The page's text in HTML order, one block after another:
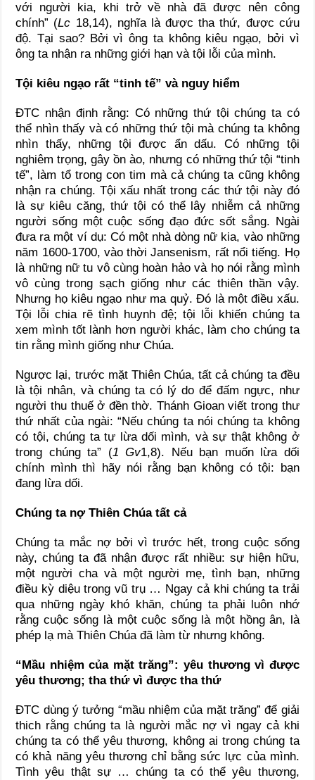
với người kia, khi trở về nhà đã được nên công
chính” (Lc 18,14), nghĩa là được tha thứ, được cứu
độ. Tại sao? Bởi vì ông ta không kiêu ngạo, bởi vì
ông ta nhận ra những giới hạn và tội lỗi của mình.
Tội kiêu ngạo rất “tinh tế” và nguy hiểm
ĐTC nhận định rằng: Có những thứ tội chúng ta có
thể nhìn thấy và có những thứ tội mà chúng ta không
nhìn thấy, những tội được ẩn dấu. Có những tội
nghiêm trọng, gây ồn ào, nhưng có những thứ tội “tinh
tế”, làm tổ trong con tim mà cả chúng ta cũng không
nhận ra chúng. Tội xấu nhất trong các thứ tội này đó
là sự kiêu căng, thứ tội có thể lây nhiễm cả những
người sống một cuộc sống đạo đức sốt sắng. Ngài
đưa ra một ví dụ: Có một nhà dòng nữ kia, vào những
năm 1600-1700, vào thời Jansenism, rất nổi tiếng. Họ
là những nữ tu vô cùng hoàn hảo và họ nói rằng mình
vô cùng trong sạch giống như các thiên thần vậy.
Nhưng họ kiêu ngạo như ma quỷ. Đó là một điều xấu.
Tội lỗi chia rẽ tình huynh đệ; tội lỗi khiến chúng ta
xem mình tốt lành hơn người khác, làm cho chúng ta
tin rằng mình giống như Chúa.
Ngược lại, trước mặt Thiên Chúa, tất cả chúng ta đều
là tội nhân, và chúng ta có lý do để đấm ngực, như
người thu thuế ở đền thờ. Thánh Gioan viết trong thư
thứ nhất của ngài: “Nếu chúng ta nói chúng ta không
có tội, chúng ta tự lừa dối mình, và sự thật không ở
trong chúng ta” (1 Gv1,8). Nếu bạn muốn lừa dối
chính mình thì hãy nói rằng bạn không có tội: bạn
đang lừa dối.
Chúng ta nợ Thiên Chúa tất cả
Chúng ta mắc nợ bởi vì trước hết, trong cuộc sống
này, chúng ta đã nhận được rất nhiều: sự hiện hữu,
một người cha và một người mẹ, tình bạn, những
điều kỳ diệu trong vũ trụ … Ngay cả khi chúng ta trải
qua những ngày khó khăn, chúng ta phải luôn nhớ
rằng cuộc sống là một cuộc sống là một hồng ân, là
phép lạ mà Thiên Chúa đã làm từ nhưng không.
“Mầu nhiệm của mặt trăng”: yêu thương vì được
yêu thương; tha thứ vì được tha thứ
ĐTC dùng ý tưởng “mầu nhiệm của mặt trăng” để giải
thich rằng chúng ta là người mắc nợ vì ngay cả khi
chúng ta có thể yêu thương, không ai trong chúng ta
có khả năng yêu thương chỉ bằng sức lực của mình.
Tình yêu thật sự … chúng ta có thể yêu thương,